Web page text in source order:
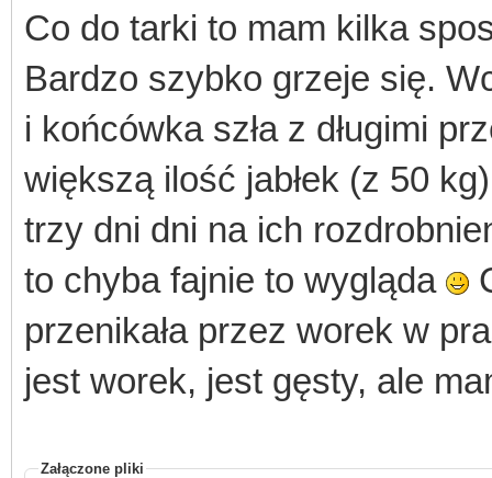
Co do tarki to mam kilka
Bardzo szybko grzeje się.
i końcówka szła z długimi
większą ilość jabłek (z 50
trzy dni dni na ich
to chyba fajnie to wygląda
przenikała przez worek w
jest worek, jest gęsty, ale
Załączone pliki